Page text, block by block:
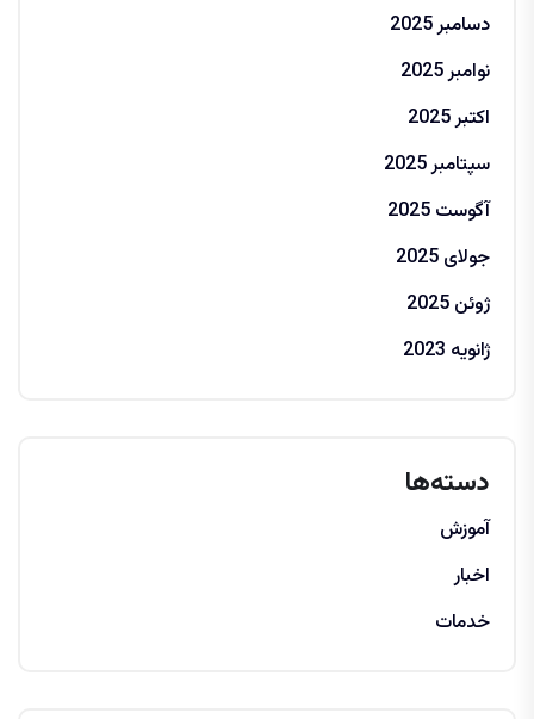
دسامبر 2025
نوامبر 2025
اکتبر 2025
سپتامبر 2025
آگوست 2025
جولای 2025
ژوئن 2025
ژانویه 2023
دسته‌ها
آموزش
اخبار
خدمات